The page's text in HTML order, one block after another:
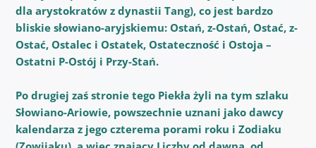
dla arystokratów z dynastii Tang), co jest bardzo
bliskie słowiano-aryjskiemu: Ostań, z-Ostań, Ostać, z-
Ostać, Ostalec i Ostatek, Ostateczność i Ostoja –
Ostatni P-Ostój i Przy-Stań.
Po drugiej zaś stronie tego Piekła żyli na tym szlaku
Słowiano-Ariowie, powszechnie uznani jako dawcy
kalendarza z jego czterema porami roku i Zodiaku